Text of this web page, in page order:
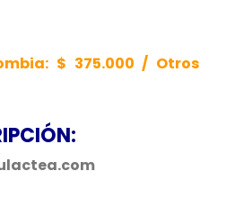
$ 375.000 / Otros